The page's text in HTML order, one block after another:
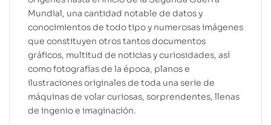
Mundial, una cantidad notable de datos y
conocimientos de todo tipo y numerosas imágenes
que constituyen otros tantos documentos
gráficos, multitud de noticias y curiosidades, así
como fotografías de la época, planos e
ilustraciones originales de toda una serie de
máquinas de volar curiosas, sorprendentes, llenas
de ingenio e imaginación.